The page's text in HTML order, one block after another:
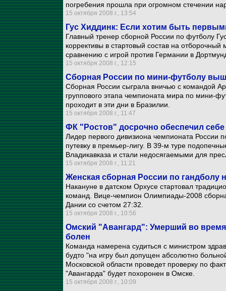
погребения прошла при огромном стечении
15 октября 2008 г., 13:54
Гус Хиддинк: Если хотим быть
Главный тренер сборной России по футболу
коррективы в стартовый состав на
сравнению с игрой против Германии в
15 октября 2008 г., 12:15
Сборная России по мини-футболу
Сборная России сыграла вничью с командой
группового этапа чемпионата мира по мини-
проходит в эти дни в Бразилии.
15 октября 2008 г., 11:47
ФК "Ростов" досрочно обеспечил
Лидер первого дивизиона чемпионата России
путевку в премьер-лигу. В 39-м туре
Владикавказа и стали недосягаемыми для
15 октября 2008 г., 11:21
Женская сборная России по гандболу
Накануне в датском Орхусе стартовал
команд. Вице-чемпион Олимпиады-2008
Дании со счетом 27:32.
15 октября 2008 г., 10:56
Омский "Авангард": Умерший во
болен
Команда намерена судиться с министром
будто "на игру был допущен абсолютно
Московской области проведет проверку по
"Авангарда" будет похоронен в Омске.
15 октября 2008 г., 10:09